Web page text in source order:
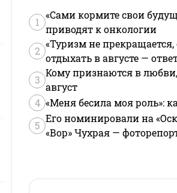
1
«Сами кормите свои
приводят к онкологии
2
«Туризм не
отдыхать в августе —
3
Кому признаются в
август
4 «Меня бесила моя роль»:
5
Его номинировали на
«Вор» Чухрая —